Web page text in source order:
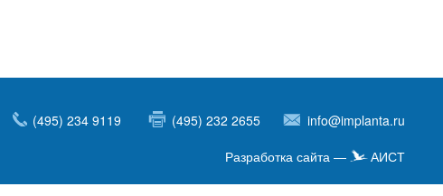
(495) 234 9119 (495) 232 2655 info@implanta.ru
Разработка сайта — АИСТ